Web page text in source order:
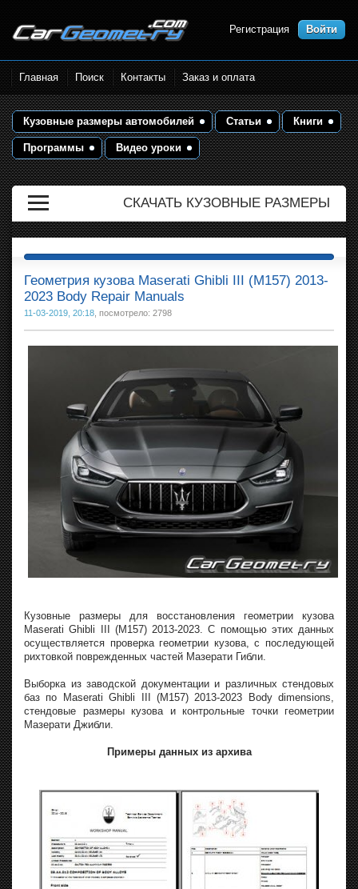
Размеры кузова автомобилей.
Контрольные точки и кузовные
размеры. Геометрия кузова
Регистрация Войти
Главная Поиск Контакты Заказ и оплата
Кузовные размеры автомобилей Статьи Книги
Программы Видео уроки
СКАЧАТЬ КУЗОВНЫЕ РАЗМЕРЫ
Геометрия кузова Maserati Ghibli III (M157) 2013-
2023 Body Repair Manuals
11-03-2019, 20:18 , посмотрело: 2798
Кузовные размеры для восстановления геометрии кузова
Maserati Ghibli III (M157) 2013-2023. С помощью этих данных
осуществляется проверка геометрии кузова, с последующей
рихтовкой поврежденных частей Мазерати Гибли.
Выборка из заводской документации и различных стендовых
баз по Maserati Ghibli III (M157) 2013-2023 Body dimensions,
стендовые размеры кузова и контрольные точки геометрии
Мазерати Джибли.
Примеры данных из архива